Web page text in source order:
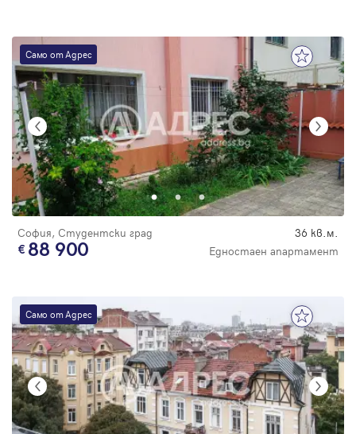
Само от Адрес
София, Студентски град 36 кв.м.
88 900 Едностаен апартамент
Само от Адрес